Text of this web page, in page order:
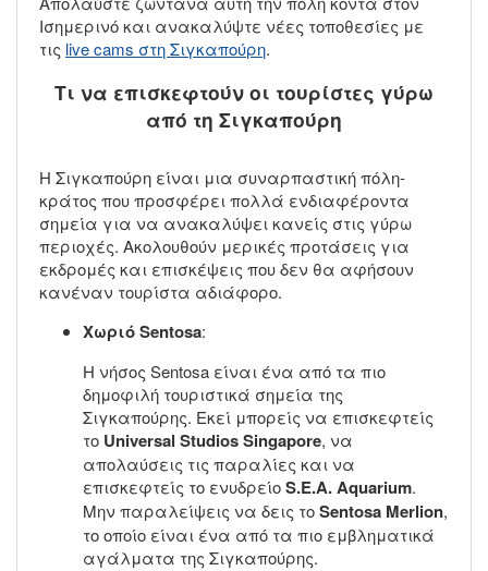
Ισημερινό και ανακαλύψτε νέες τοποθεσίες με
τις live cams στη Σιγκαπούρη.
Τι να επισκεφτούν οι τουρίστες γύρω
από τη Σιγκαπούρη
Η Σιγκαπούρη είναι μια συναρπαστική πόλη-
κράτος που προσφέρει πολλά ενδιαφέροντα
σημεία για να ανακαλύψει κανείς στις γύρω
περιοχές. Ακολουθούν μερικές προτάσεις για
εκδρομές και επισκέψεις που δεν θα αφήσουν
κανέναν τουρίστα αδιάφορο.
Χωριό Sentosa:
Η νήσος Sentosa είναι ένα από τα πιο
δημοφιλή τουριστικά σημεία της
Σιγκαπούρης. Εκεί μπορείς να επισκεφτείς
το Universal Studios Singapore, να
απολαύσεις τις παραλίες και να
επισκεφτείς το ενυδρείοS.E.A. Aquarium.
Μην παραλείψεις να δεις τοSentosa Merlion,
το οποίο είναι ένα από τα πιο εμβληματικά
αγάλματα της Σιγκαπούρης.